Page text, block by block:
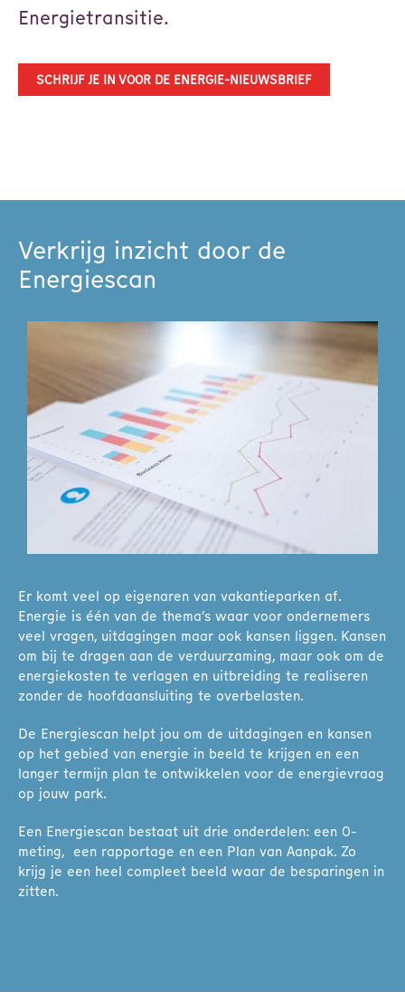
Energietransitie.
SCHRIJF JE IN VOOR DE ENERGIE-NIEUWSBRIEF
Verkrijg inzicht door de
Energiescan
Er komt veel op eigenaren van vakantieparken af.
Energie is één van de thema’s waar voor ondernemers
veel vragen, uitdagingen maar ook kansen liggen. Kansen
om bij te dragen aan de verduurzaming, maar ook om de
energiekosten te verlagen en uitbreiding te realiseren
zonder de hoofdaansluiting te overbelasten.
De Energiescan helpt jou om de uitdagingen en kansen
op het gebied van energie in beeld te krijgen en een
langer termijn plan te ontwikkelen voor de energievraag
op jouw park.
Een Energiescan bestaat uit drie onderdelen: een 0-
meting, een rapportage en een Plan van Aanpak. Zo
krijg je een heel compleet beeld waar de besparingen in
zitten.